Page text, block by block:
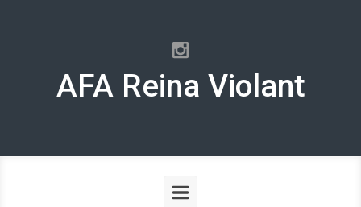
AFA Reina Violant